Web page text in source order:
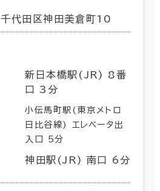
千代田区神田美倉町10
新日本橋駅(JR) 8番
口 3分
小伝馬町駅(東京メトロ
日比谷線) エレベータ出
入口 5分
神田駅(JR) 南口 6分